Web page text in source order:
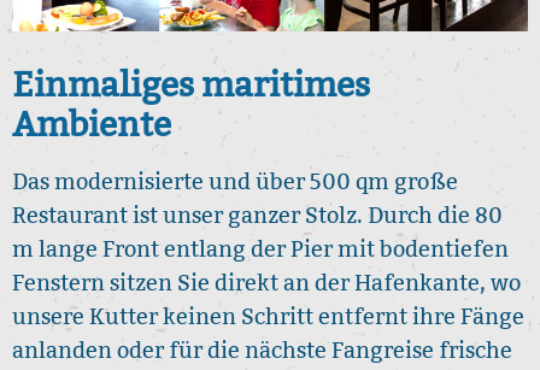
Einmaliges maritimes
Ambiente
Das modernisierte und über 500 qm große
Restaurant ist unser ganzer Stolz. Durch die 80
m lange Front entlang der Pier mit bodentiefen
Fenstern sitzen Sie direkt an der Hafenkante, wo
unsere Kutter keinen Schritt entfernt ihre Fänge
anlanden oder für die nächste Fangreise frische